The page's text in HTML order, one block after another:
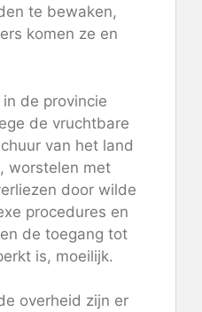
te bewaken,
komen ze en
de provincie
de vruchtbare
van het land
worstelen met
door wilde
procedures en
de toegang tot
is, moeilijk.
overheid zijn er